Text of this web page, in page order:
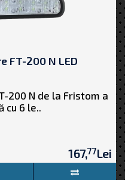
FT-200 N LED
200 N de la Fristom a
cu 6 le..
167,77Lei